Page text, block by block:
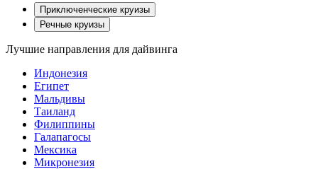
Приключенческие круизы
Речные круизы
Лучшие направления для дайвинга
Индонезия
Египет
Мальдивы
Таиланд
Филиппины
Галапагосы
Мексика
Микронезия